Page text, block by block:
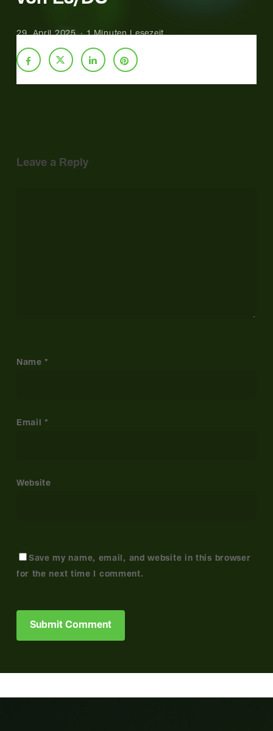
29. April 2025 1 Minuten Lesezeit
Leave a Reply
Name*
Email*
Website
Save my name, email, and website in this browser
for the next time I comment.